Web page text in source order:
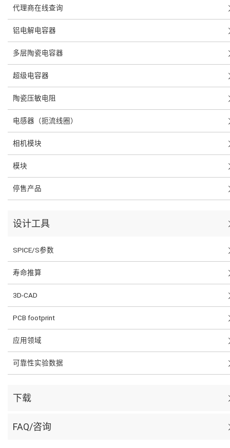
代理商在线查询
铝电解电容器
多层陶瓷电容器
超级电容器
陶瓷压敏电阻
电感器（扼流线圈）
相机模块
模块
停售产品
设计工具
SPICE/S参数
寿命推算
3D-CAD
PCB footprint
应用领域
可靠性实验数据
下载
FAQ/咨询